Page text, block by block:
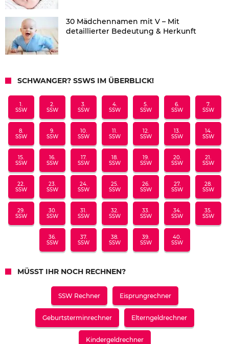
30 Mädchennamen mit V – Mit
detaillierter Bedeutung & Herkunft
SCHWANGER? SSWS IM ÜBERBLICK!
1.
SSW
2.
SSW
3.
SSW
4.
SSW
5.
SSW
6.
SSW
7.
SSW
8.
SSW
9.
SSW
10.
SSW
11.
SSW
12.
SSW
13.
SSW
14.
SSW
15.
SSW
16.
SSW
17.
SSW
18.
SSW
19.
SSW
20.
SSW
21.
SSW
22.
SSW
23.
SSW
24.
SSW
25.
SSW
26.
SSW
27.
SSW
28.
SSW
29.
SSW
30.
SSW
31.
SSW
32.
SSW
33.
SSW
34.
SSW
35.
SSW
36.
SSW
37.
SSW
38.
SSW
39.
SSW
40.
SSW
MÜSST IHR NOCH RECHNEN?
SSW Rechner Eisprungrechner
Geburtsterminrechner Elterngeldrechner
Kindergeldrechner